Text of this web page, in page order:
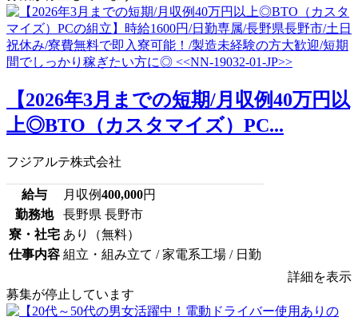
【2026年3月までの短期/月収例40万円以
上◎BTO（カスタマイズ）PC...
フジアルテ株式会社
給与 月収例400,000円
勤務地
長野県 長野市
寮・社宅 あり（無料）
仕事内容 組立・組み立て / 家電系工場 / 日勤
詳細を表示
募集が停止しています